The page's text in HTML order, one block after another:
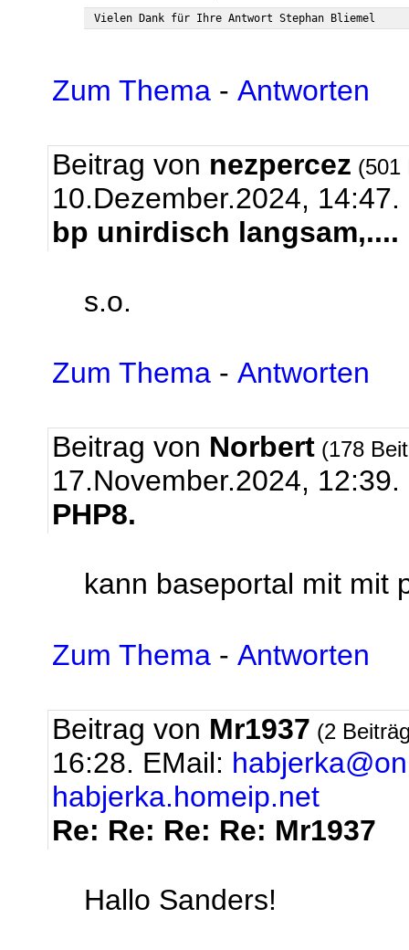
Zum Thema - Antworten
Beitrag von nezpercez (501
10.Dezember.2024, 14:47.
bp unirdisch langsam,....
s.o.
Zum Thema - Antworten
Beitrag von Norbert (178
17.November.2024, 12:39.
PHP8.
kann baseportal mit mit
Zum Thema - Antworten
Beitrag von Mr1937 (2
16:28. EMail:
habjerka.homeip.net
Re: Re: Re: Re: Mr1937
Hallo Sanders!